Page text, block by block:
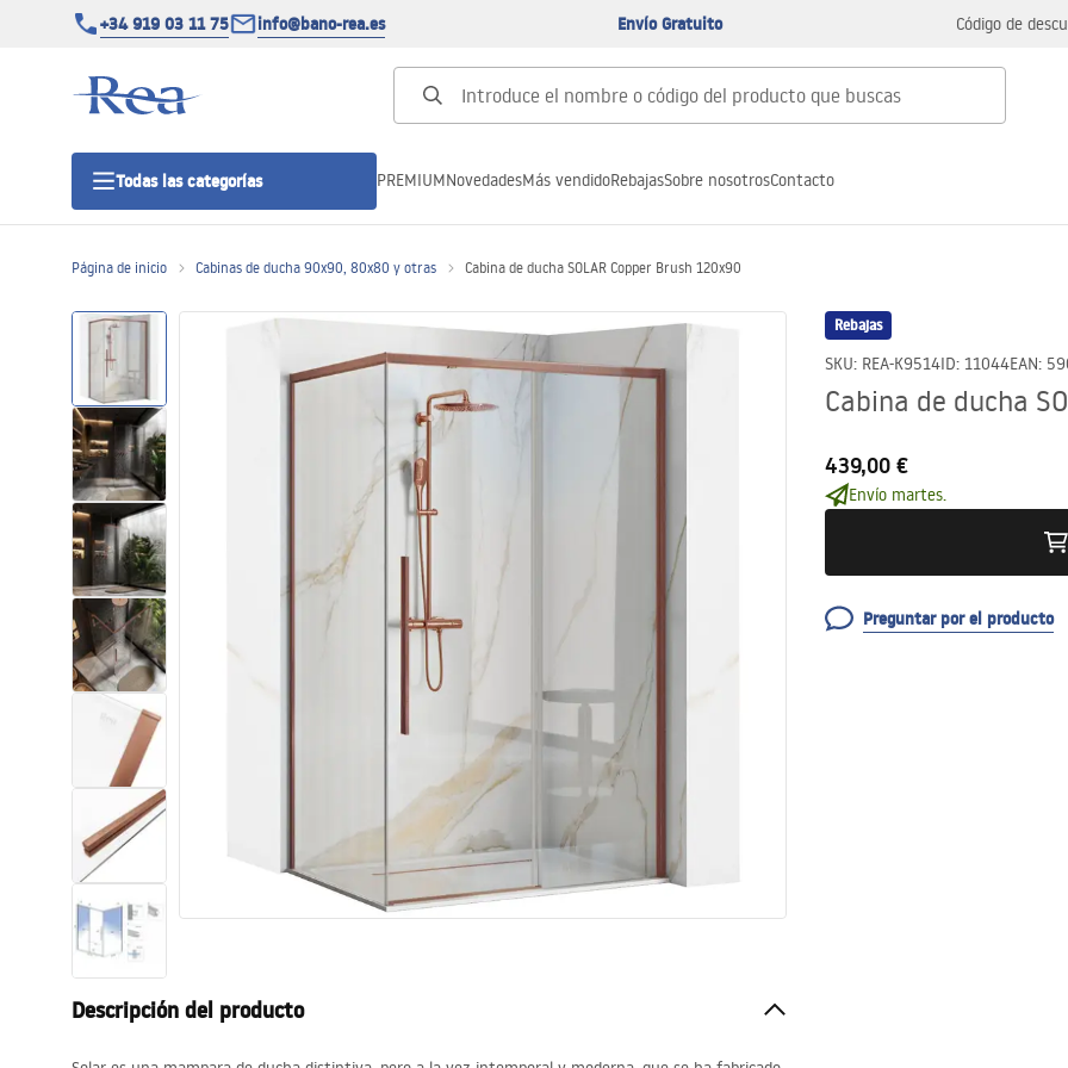
+34 919 03 11 75 info@bano-rea.es Envío Gratuito Código de
Todas las categorías
Platos de ducha
Drenajes lineales
Inodoro, Bidé
Lavabos
Bañeras y mamparas
Grifería
Ducha
Cocina
PREMIUMNovedadesMás vendidoRebajasSobre nosotrosContacto
Página de inicio Cabinas de ducha 90x90, 80x80 y otras Cabina de ducha SOLAR Copper Brush 120x90
Rebajas
SKU: REA-K9514ID: 11044EAN:
Cabina de ducha
439,00 €
Envío martes.
Preguntar por el producto
Descripción del producto